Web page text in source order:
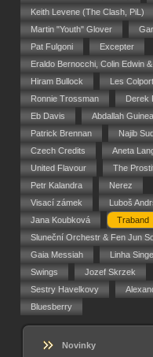
Keith Levene (The Clash, PiL)
Martin "Youth" Glover
Pat Fulgoni
Excepter
Eraldo Bernocchi, Colin Edwin
Hiram Bullock
Les
Ronnie Trossman
Derek
Eb Davis
Abdallah
Patrick Brennan
Najib
Czech Credits
Aneta
United Flavour
The
Petr Kalandra
Nerez
Visací zámek
Luboš
Jana Koubková
Traband
Sluneční Orchestr & Fen Jun
Gaia Messiah
Linha
Swings
Jozef Skrzek
Sestry Havelkovy
Bluesberry
Novinky